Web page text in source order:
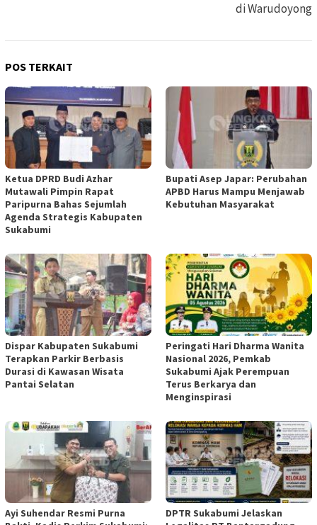
di Warudoyong
POS TERKAIT
Ketua DPRD Budi Azhar
Mutawali Pimpin Rapat
Paripurna Bahas Sejumlah
Agenda Strategis Kabupaten
Sukabumi
Bupati Asep Japar: Perubahan
APBD Harus Mampu Menjawab
Kebutuhan Masyarakat
Dispar Kabupaten Sukabumi
Terapkan Parkir Berbasis
Durasi di Kawasan Wisata
Pantai Selatan
Peringati Hari Dharma Wanita
Nasional 2026, Pemkab
Sukabumi Ajak Perempuan
Terus Berkarya dan
Menginspirasi
Ayi Suhendar Resmi Purna
DPTR Sukabumi Jelaskan